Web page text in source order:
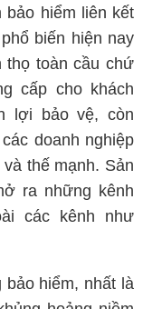
bảo hiểm liên kết
biến hiện nay
thọ toàn cầu chứ
cấp cho khách
lợi bảo vệ, còn
doanh nghiệp
thế mạnh. Sản
ra những kênh
các kênh như
hiểm, nhất là